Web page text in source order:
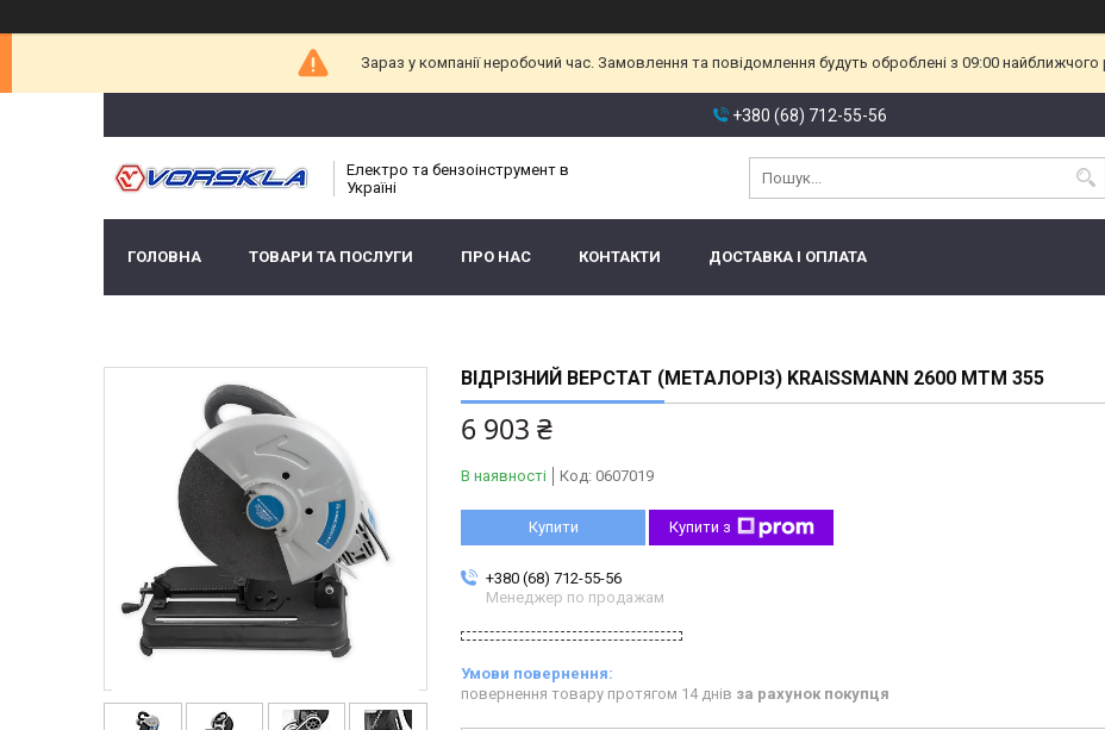
Зараз у компанії неробочий час. Замовлення та повідомлення будуть оброблені з 09:00
+380 (68) 712-55-56
Електро та бензоінструмент в
Україні
ГОЛОВНА ТОВАРИ ТА ПОСЛУГИ ПРО НАС КОНТАКТИ ДОСТАВКА І ОПЛАТА
ВІДРІЗНИЙ ВЕРСТАТ (МЕТАЛОРІЗ) KRAISSMANN 2600 MTM 355
6 903 ₴
В наявності Код: 0607019
Купити Купити з
+380 (68) 712-55-56
Менеджер по продажам
повернення товару протягом 14 днів за рахунок покупця